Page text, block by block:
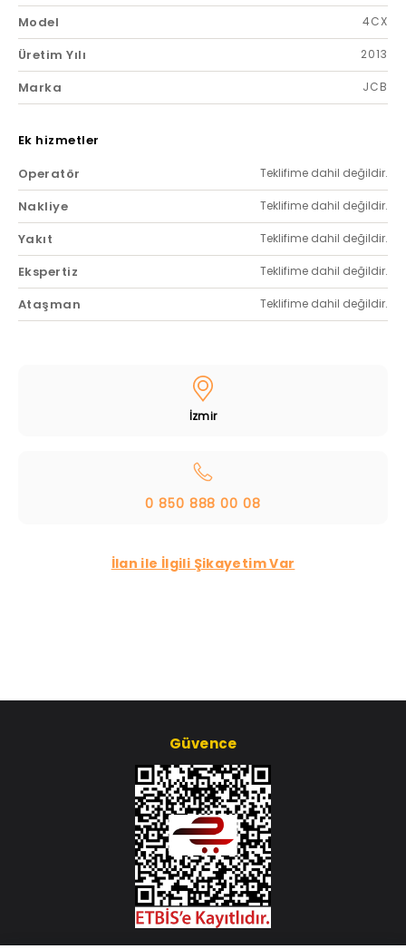
Model 4CX
Üretim Yılı 2013
Marka JCB
Ek hizmetler
Operatör
Teklifime dahil değildir.
Nakliye Teklifime dahil değildir.
Yakıt Teklifime dahil değildir.
Ekspertiz Teklifime dahil değildir.
Ataşman Teklifime dahil değildir.
İzmir
0 850 888 00 08
İlan ile İlgili Şikayetim Var
Güvence